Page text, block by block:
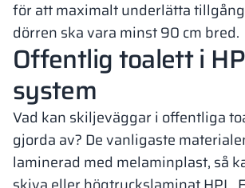
för att maximalt underlätta
dörren ska vara minst 90 cm bred.
Offentlig toalett i
system
Vad kan skiljeväggar i offentliga
gjorda av? De vanligaste
laminerad med melaminplast, så